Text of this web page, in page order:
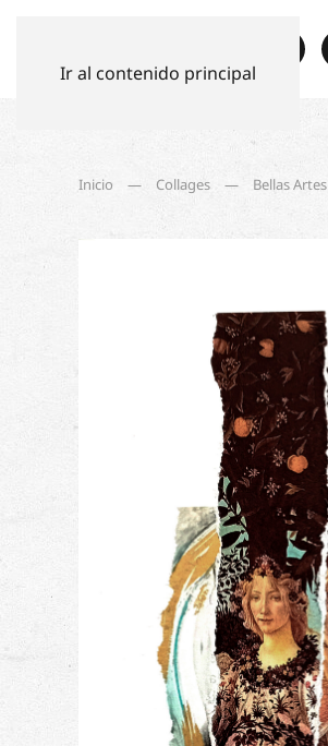
Ir al contenido principal
Inicio Collages Bellas Artes